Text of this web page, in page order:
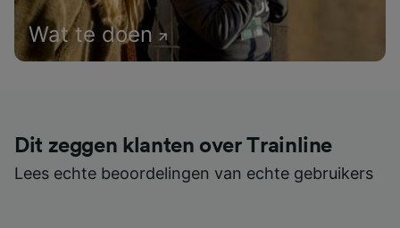
Wat te doen
Dit zeggen klanten over Trainline
Lees echte beoordelingen van echte gebruikers